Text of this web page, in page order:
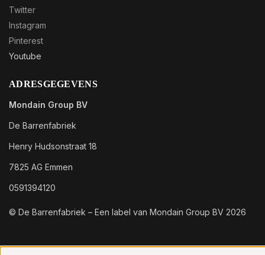
Twitter
Instagram
Pinterest
Youtube
ADRESGEGEVENS
Mondain Group BV
De Barrenfabriek
Henry Hudsonstraat 18
7825 AG Emmen
0591394120
© De Barrenfabriek – Een label van Mondain Group BV 2026